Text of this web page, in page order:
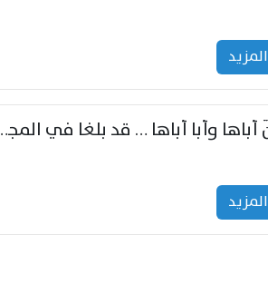
المزید
إنّ أباها وأبا
المزید